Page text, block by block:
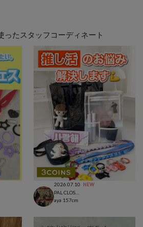
ったスタッフコーディネート
2026.07.10 NEW
PAL CLOSET店
aya 157cm